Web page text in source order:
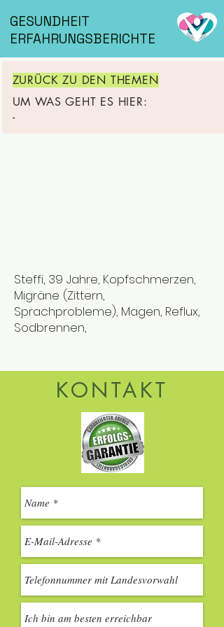
GESUNDHEIT
ERFAHRUNGSBERICHTE
ZURÜCK ZU DEN THEMEN
UM WAS GEHT ES HIER:
-
Steffi, 39 Jahre, Kopfschmerzen,
Migräne (Zittern,
Sprachprobleme), Magen, Reflux,
Sodbrennen,
KONTAKT